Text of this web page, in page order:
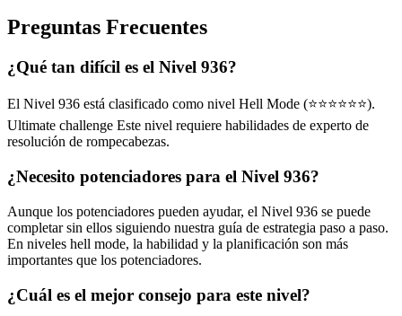
Preguntas Frecuentes
¿Qué tan difícil es el Nivel 936?
El Nivel 936 está clasificado como nivel Hell Mode (⭐⭐⭐⭐⭐⭐).
Ultimate challenge Este nivel requiere habilidades de experto de
resolución de rompecabezas.
¿Necesito potenciadores para el Nivel 936?
Aunque los potenciadores pueden ayudar, el Nivel 936 se puede
completar sin ellos siguiendo nuestra guía de estrategia paso a paso.
En niveles hell mode, la habilidad y la planificación son más
importantes que los potenciadores.
¿Cuál es el mejor consejo para este nivel?